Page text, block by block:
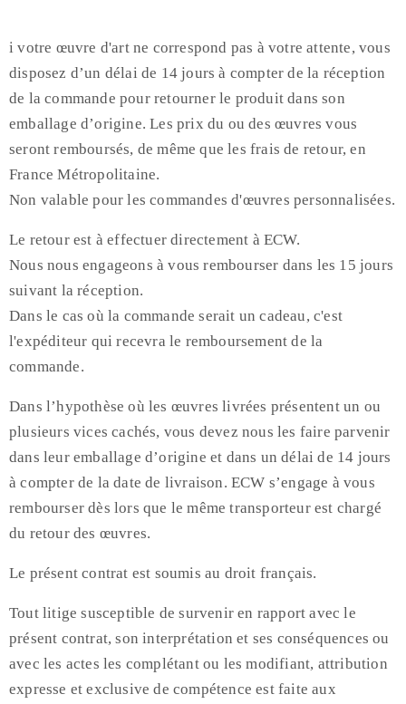
i votre œuvre d'art ne correspond pas à votre attente, vous
disposez d’un délai de 14 jours à compter de la réception
de la commande pour retourner le produit dans son
emballage d’origine. Les prix du ou des œuvres vous
seront remboursés, de même que les frais de retour, en
France Métropolitaine.
Non valable pour les commandes d'œuvres personnalisées.
Le retour est à effectuer directement à ECW.
Nous nous engageons à vous rembourser dans les 15 jours
suivant la réception.
Dans le cas où la commande serait un cadeau, c'est
l'expéditeur qui recevra le remboursement de la
commande.
Dans l’hypothèse où les œuvres livrées présentent un ou
plusieurs vices cachés, vous devez nous les faire parvenir
dans leur emballage d’origine et dans un délai de 14 jours
à compter de la date de livraison. ECW s’engage à vous
rembourser dès lors que le même transporteur est chargé
du retour des œuvres.
Le présent contrat est soumis au droit français.
Tout litige susceptible de survenir en rapport avec le
présent contrat, son interprétation et ses conséquences ou
avec les actes les complétant ou les modifiant, attribution
expresse et exclusive de compétence est faite aux